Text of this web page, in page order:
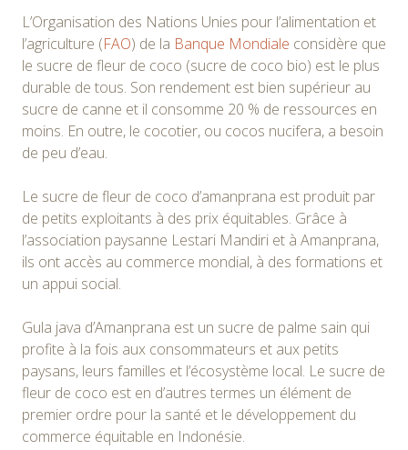
L’Organisation des Nations Unies pour l’alimentation et
l’agriculture (FAO) de la Banque Mondiale considère que
le sucre de fleur de coco (sucre de coco bio) est le plus
durable de tous. Son rendement est bien supérieur au
sucre de canne et il consomme 20 % de ressources en
moins. En outre, le cocotier, ou cocos nucifera, a besoin
de peu d’eau.
Le sucre de fleur de coco d’amanprana est produit par
de petits exploitants à des prix équitables. Grâce à
l’association paysanne Lestari Mandiri et à Amanprana,
ils ont accès au commerce mondial, à des formations et
un appui social.
Gula java d’Amanprana est un sucre de palme sain qui
profite à la fois aux consommateurs et aux petits
paysans, leurs familles et l’écosystème local. Le sucre de
fleur de coco est en d’autres termes un élément de
premier ordre pour la santé et le développement du
commerce équitable en Indonésie.